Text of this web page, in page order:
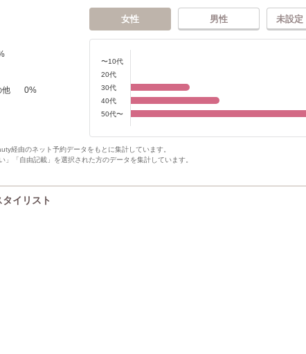
他
0%
女性 男性 未設定
〜10代
20代
30代
40代
50代〜
経由のネット予約データをもとに集計しています。
「自由記載」を選択された方のデータを集計しています。
イリスト